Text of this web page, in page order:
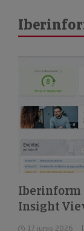
Iberinform
Insight
sobre 322
17 junio 2026